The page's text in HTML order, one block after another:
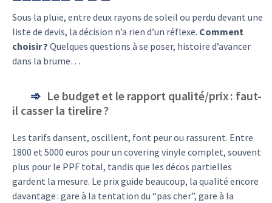
Sous la pluie, entre deux rayons de soleil ou perdu devant une
liste de devis, la décision n’a rien d’un réflexe. Comment
choisir ? Quelques questions à se poser, histoire d’avancer
dans la brume…
Le budget et le rapport qualité/prix : faut-
il casser la tirelire ?
Les tarifs dansent, oscillent, font peur ou rassurent. Entre
1800 et 5000 euros pour un covering vinyle complet, souvent
plus pour le PPF total, tandis que les décos partielles
gardent la mesure. Le prix guide beaucoup, la qualité encore
davantage : gare à la tentation du “pas cher”, gare à la